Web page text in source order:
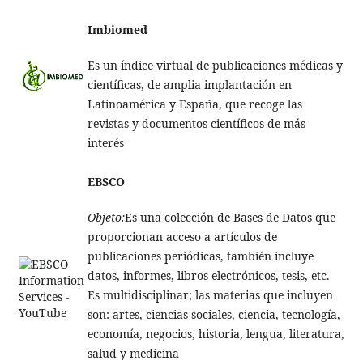
Imbiomed
Es un índice virtual de publicaciones médicas y
científicas, de amplia implantación en
Latinoamérica y España, que recoge las
revistas y documentos científicos de más
interés
EBSCO
Objeto:Es una colección de Bases de Datos que
proporcionan acceso a artículos de
publicaciones periódicas, también incluye
datos, informes, libros electrónicos, tesis, etc.
Es multidisciplinar; las materias que incluyen
son: artes, ciencias sociales, ciencia, tecnología,
economía, negocios, historia, lengua, literatura,
salud y medicina